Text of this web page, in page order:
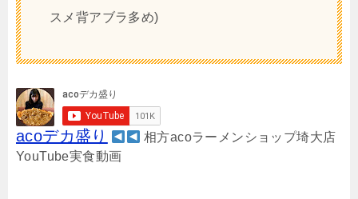
スメ背アブラ多め)
acoデカ盛り
相方acoラーメンショップ埼大店
YouTube実食動画